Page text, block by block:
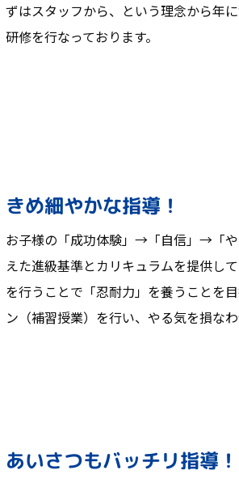
ずはスタッフから、という理念から年
研修を行なっております。
きめ細やかな指導！
お子様の「成功体験」→「自信」→「
えた進級基準とカリキュラムを提供し
を行うことで「忍耐力」を養うことを
ン（補習授業）を行い、やる気を損なわ
あいさつもバッチリ指導！